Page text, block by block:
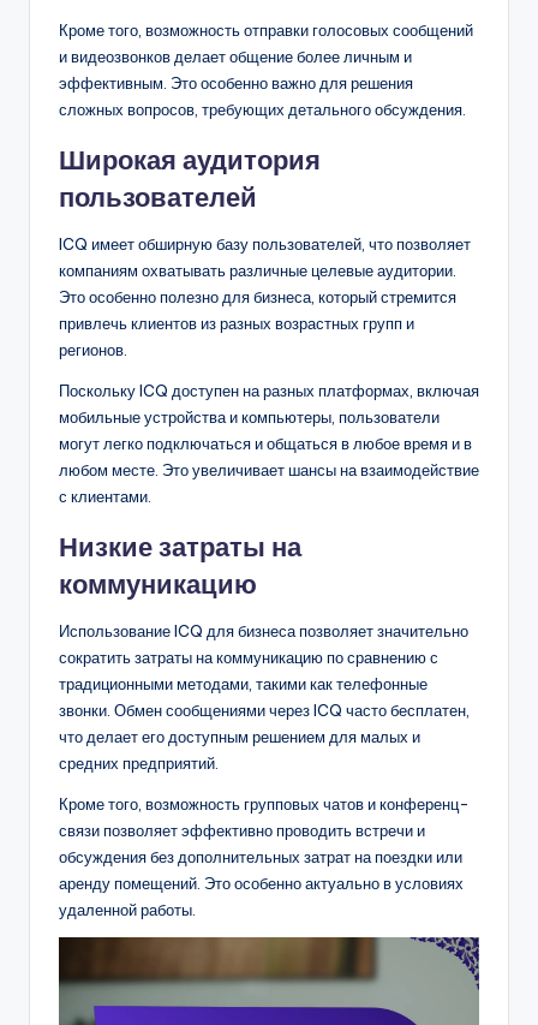
Кроме того, возможность отправки голосовых сообщений
и видеозвонков делает общение более личным и
эффективным. Это особенно важно для решения
сложных вопросов, требующих детального обсуждения.
Широкая аудитория
пользователей
ICQ имеет обширную базу пользователей, что позволяет
компаниям охватывать различные целевые аудитории.
Это особенно полезно для бизнеса, который стремится
привлечь клиентов из разных возрастных групп и
регионов.
Поскольку ICQ доступен на разных платформах, включая
мобильные устройства и компьютеры, пользователи
могут легко подключаться и общаться в любое время и в
любом месте. Это увеличивает шансы на взаимодействие
с клиентами.
Низкие затраты на
коммуникацию
Использование ICQ для бизнеса позволяет значительно
сократить затраты на коммуникацию по сравнению с
традиционными методами, такими как телефонные
звонки. Обмен сообщениями через ICQ часто бесплатен,
что делает его доступным решением для малых и
средних предприятий.
Кроме того, возможность групповых чатов и конференц-
связи позволяет эффективно проводить встречи и
обсуждения без дополнительных затрат на поездки или
аренду помещений. Это особенно актуально в условиях
удаленной работы.